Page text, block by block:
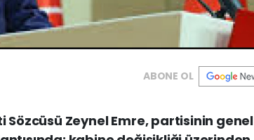
ABONE OL
Zeynel Emre, partisinin genel